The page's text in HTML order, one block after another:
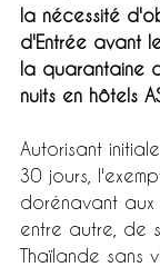
la nécessité
d'Entrée avant
la quarantaine
nuits en hôtels
Autorisant
30 jours,
dorénavant aux
entre autre, de
Thaïlande sans